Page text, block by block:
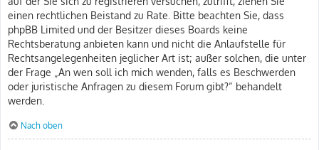
einen rechtlichen Beistand zu Rate. Bitte beachten Sie, dass
phpBB Limited und der Besitzer dieses Boards keine
Rechtsberatung anbieten kann und nicht die Anlaufstelle für
Rechtsangelegenheiten jeglicher Art ist; außer solchen, die unter
der Frage „An wen soll ich mich wenden, falls es Beschwerden
oder juristische Anfragen zu diesem Forum gibt?“ behandelt
werden.
Nach oben